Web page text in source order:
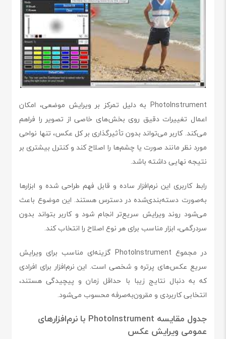
PhotoInstrument به دلیل تمرکز بر ویرایش موضعی، امکان
اعمال تغییرات دقیق روی بخش‌های خاصی از تصویر را فراهم
می‌کند. کاربر می‌تواند بدون تأثیرگذاری بر کل عکس، تنها نواحی
مورد نظر مانند صورت یا چشم‌ها را اصلاح کند و کنترل بیشتری بر
نتیجه نهایی داشته باشد.
رابط کاربری این نرم‌افزار ساده و قابل فهم طراحی شده و ابزارها
به‌صورت دسته‌بندی‌شده در دسترس هستند. این موضوع باعث
می‌شود روند ویرایش سریع‌تر انجام شود و کاربر بتواند بدون
سردرگمی، ابزار مناسب برای هر نوع اصلاح را انتخاب کند.
در مجموع PhotoInstrument گزینه‌ای مناسب برای ویرایش
سریع عکس‌های پرتره و شخصی است. این نرم‌افزار برای افرادی
که به دنبال نتایج زیبا با حداقل زمان و پیچیدگی هستند،
انتخابی کاربردی و مقرون‌به‌صرفه محسوب می‌شود.
جدول مقایسه PhotoInstrument با نرم‌افزارهای
عمومی ویرایش عکس